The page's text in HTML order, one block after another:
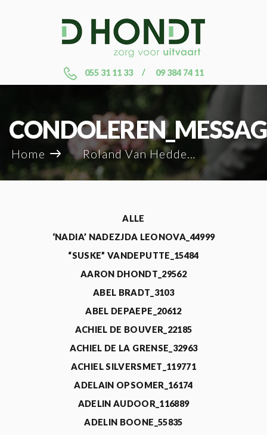
055 31 11 33 09 384 74 11
Home Roland Van Heddegem_80288
ALLE
‘NADIA’ NADEZJDA LEONOVA_44999
“SUSKE” VANDEPUTTE_15484
AARON DHONDT_29562
ABEL BRADT_3103
ABEL DEPAEPE_20612
ACHIEL DE BOUVER_22185
ACHIEL DE LA GRENSE_32963
ACHIEL SILVERSMET_119771
ADELAIN OPSOMER_16174
ADELIN AUDOOR_116889
ADELIN BOONE_55835